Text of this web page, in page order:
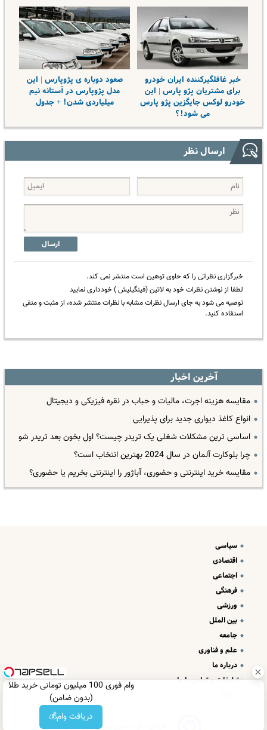
وام فوری 100 میلیون تومانی خرید طلا
(بدون ضامن)
دریافت وام💰
خبر غافلگیرکننده ایران خودرو
برای مشتریان پژو پارس | این
خودرو لوکس جایگزین پژو پارس
می شود!؟
صعود دوباره ی پژوپارس | این
مدل پژوپارس در آستانه نیم
میلیاردی شدن! + جدول
ارسال نظر
ارسال
خبرگزاری نظراتی را که حاوی توهین است منتشر نمی کند.
لطفا از نوشتن نظرات خود به لاتین (فینگیلیش ) خودداری نمایید
توصیه می شود به جای ارسال نظرات مشابه با نظرات منتشر شده، از مثبت و منفی
استفاده کنید.
آخرین اخبار
مقایسه هزینه اجرت، مالیات و حباب در نقره فیزیکی و دیجیتال
انواع کاغذ دیواری جدید برای پذیرایی
اساسی ترین مشکلات شغلی یک تریدر چیست؟ اول بخون بعد تریدر شو
چرا بلوکارت آلمان در سال 2024 بهترین انتخاب است؟
مقایسه خرید اینترنتی و حضوری، آباژور را اینترنتی بخریم یا حضوری؟
سیاسی
اقتصادی
اجتماعی
فرهنگی
ورزشی
بین الملل
جامعه
علم و فناوری
درباره ما
تبلیغات و تماس با ما
طراحی سایت خبری و خبرگزاری آسام